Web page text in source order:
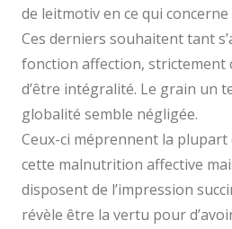
de leitmotiv en ce qui concerne
Ces derniers souhaitent tant
fonction affection, strictement
d’être intégralité. Le grain un
globalité semble négligée.
Ceux-ci méprennent la plupart
cette malnutrition affective
disposent de l’impression
révèle être la vertu pour